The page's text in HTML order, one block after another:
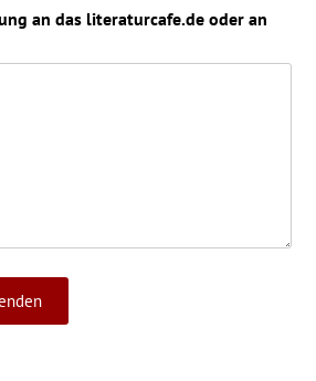
Carsten Otte
an das literaturcafe.de oder an